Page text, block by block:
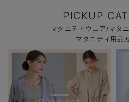
PICKUP
マタニティウェア/マタ
マタニティ用品